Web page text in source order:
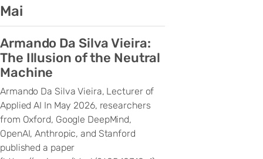
Mai
Armando Da Silva Vieira:
The Illusion of the Neutral
Machine
Armando Da Silva Vieira, Lecturer of
Applied AI In May 2026, researchers
from Oxford, Google DeepMind,
OpenAI, Anthropic, and Stanford
published a paper